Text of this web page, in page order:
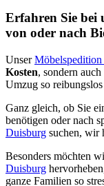
Erfahren Sie bei
von oder nach
Unser
Kosten, sondern
Umzug so
Ganz gleich, ob Sie
benötigen oder nach
Duisburg suchen, wir
Besonders möchten
Duisburg
ganze Familien so